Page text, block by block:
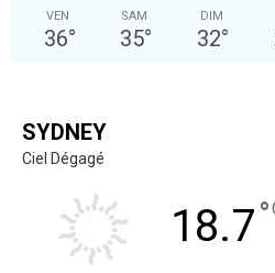
VEN
36°
SAM
35°
DIM
32°
SYDNEY
Ciel Dégagé
18.7°